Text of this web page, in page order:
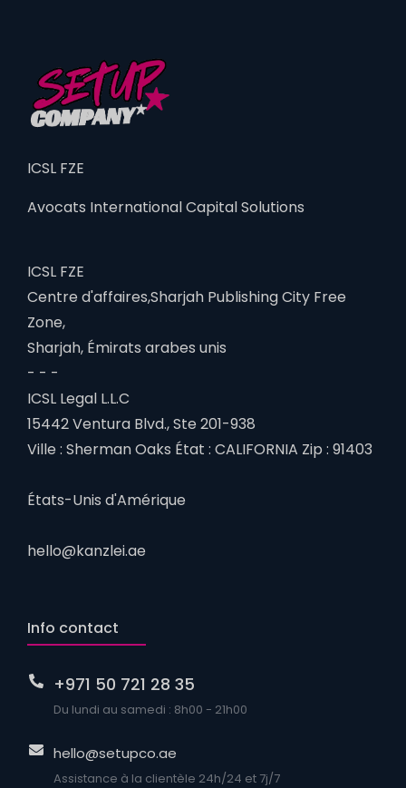
ICSL FZE
Avocats International Capital Solutions
ICSL FZE
Centre d'affaires,Sharjah Publishing City Free
Zone,
Sharjah, Émirats arabes unis
- - -
ICSL Legal L.L.C
15442 Ventura Blvd., Ste 201-938
Ville : Sherman Oaks État : CALIFORNIA Zip : 91403
États-Unis d'Amérique
hello@kanzlei.ae
Info contact
+971 50 721 28 35
Du lundi au samedi : 8h00 - 21h00
hello@setupco.ae
Assistance à la clientèle 24h/24 et 7j/7